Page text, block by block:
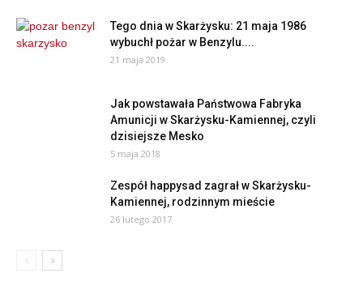
Tego dnia w Skarżysku: 21 maja 1986
wybuchł pożar w Benzylu....
21 maja 2019
Jak powstawała Państwowa Fabryka
Amunicji w Skarżysku-Kamiennej, czyli
dzisiejsze Mesko
5 maja 2018
Zespół happysad zagrał w Skarżysku-
Kamiennej, rodzinnym mieście
26 lutego 2017